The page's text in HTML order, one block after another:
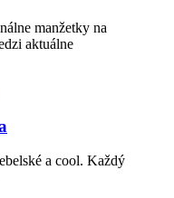
manžetky na
aktuálne
a cool. Každý